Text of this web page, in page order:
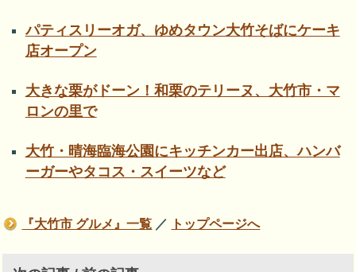
パティスリーオガ、ゆめタウン大竹そばにケーキ
店オープン
大きな栗がドーン！和栗のテリーヌ、大竹市・マ
ロンの里で
大竹・晴海臨海公園にキッチンカー出店、ハンバ
ーガーやタコス・スイーツなど
『大竹市 グルメ』一覧 ／ トップページへ